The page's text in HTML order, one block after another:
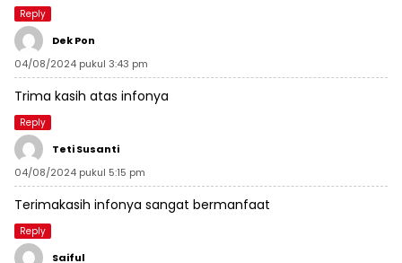
Reply
Dek Pon
04/08/2024 pukul 3:43 pm
Trima kasih atas infonya
Reply
Teti Susanti
04/08/2024 pukul 5:15 pm
Terimakasih infonya sangat bermanfaat
Reply
Saiful